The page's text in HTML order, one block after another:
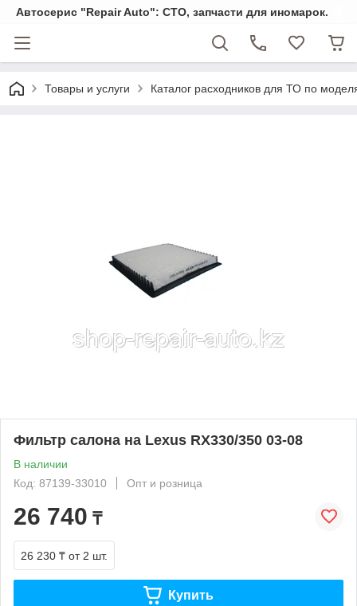
Автосерис "Repair Auto": СТО, запчасти для иномарок.
Товары и услуги Каталог расходников для ТО по
Фильтр салона на Lexus RX330/350 03-08
В наличии
Код: 87139-33010
Опт и розница
26 740 ₸
26 230 ₸ от 2 шт.
Купить